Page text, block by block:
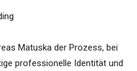
Matuska der Prozess, bei
professionelle Identität und